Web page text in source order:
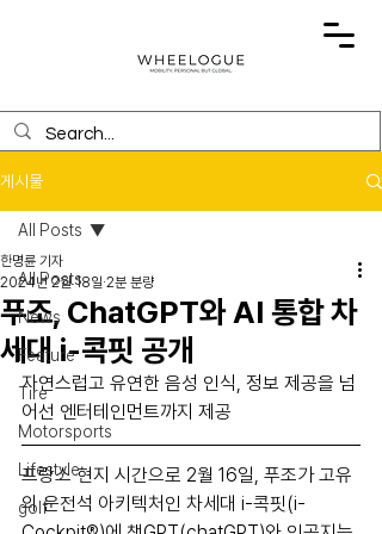
게시물
All Posts
News
Feature
Tire
Motorsports
Lifestyle
golf
All Posts
푸조, ChatGPT와 AI 통합 차
세대 i-콕핏 공개
한명륜 기자
2024년 2월 18일 2분 분량
자연스럽고 유연한 음성 인식, 정보 제공을 넘
어선 엔터테인먼트까지 제공
프랑스 현지 시간으로 2월 16일, 푸조가 고유
의 운전석 아키텍처인 차세대 i-콕핏(i-